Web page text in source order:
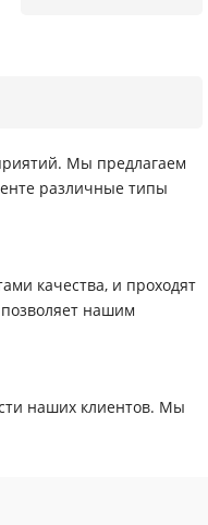
Мы предлагаем
различные типы
качества, и проходят
нашим
наших клиентов. Мы